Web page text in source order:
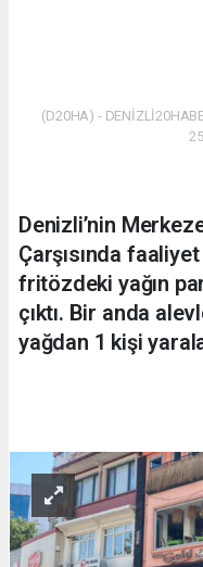
(D20HA) -
Denizli’nin
Çarşısında
fritözdeki yağın
çıktı. Bir anda
yağdan 1 kişi